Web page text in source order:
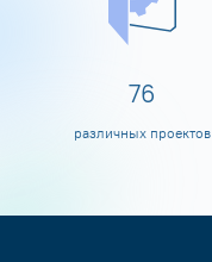
80
различных проектов